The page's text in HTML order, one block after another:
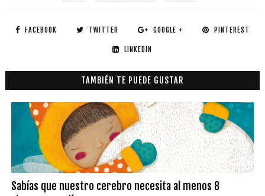
FACEBOOK TWITTER GOOGLE + PINTEREST
LINKEDIN
TAMBIÉN TE PUEDE GUSTAR
Sabías que nuestro cerebro necesita al menos 8